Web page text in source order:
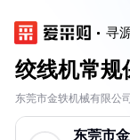
寻
绞线机常规
东莞市金轶机械有限公司
东莞市